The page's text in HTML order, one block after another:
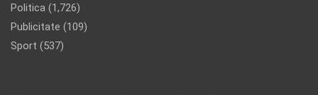
Politica (1,726)
Publicitate (109)
Sport (537)